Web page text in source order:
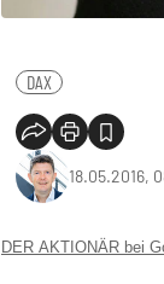
DAX
18.05.2016,
DER AKTIONÄR bei